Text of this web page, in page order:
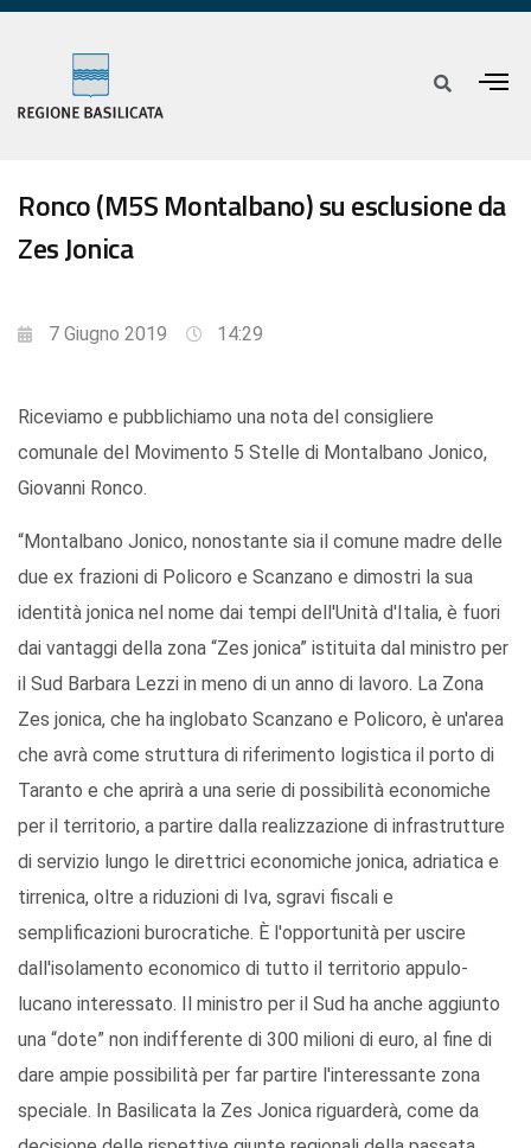
Ronco (M5S Montalbano) su esclusione da
Zes Jonica
7 Giugno 2019 14:29
Riceviamo e pubblichiamo una nota del consigliere
comunale del Movimento 5 Stelle di Montalbano Jonico,
Giovanni Ronco.
“Montalbano Jonico, nonostante sia il comune madre delle
due ex frazioni di Policoro e Scanzano e dimostri la sua
identità jonica nel nome dai tempi dell'Unità d'Italia, è fuori
dai vantaggi della zona “Zes jonica” istituita dal ministro per
il Sud Barbara Lezzi in meno di un anno di lavoro. La Zona
Zes jonica, che ha inglobato Scanzano e Policoro, è un'area
che avrà come struttura di riferimento logistica il porto di
Taranto e che aprirà a una serie di possibilità economiche
per il territorio, a partire dalla realizzazione di infrastrutture
di servizio lungo le direttrici economiche jonica, adriatica e
tirrenica, oltre a riduzioni di Iva, sgravi fiscali e
semplificazioni burocratiche. È l'opportunità per uscire
dall'isolamento economico di tutto il territorio appulo-
lucano interessato. Il ministro per il Sud ha anche aggiunto
una “dote” non indifferente di 300 milioni di euro, al fine di
dare ampie possibilità per far partire l'interessante zona
speciale. In Basilicata la Zes Jonica riguarderà, come da